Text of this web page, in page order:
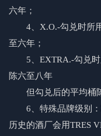
六年；
4、X.O.-勾兑时所
至六年 ；
5、EXTRA.-勾兑
陈六至八年
但勾兑后的平均桶
6、特殊品牌级别
历史的酒厂会用TRES